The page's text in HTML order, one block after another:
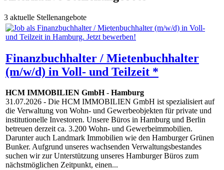
3 aktuelle Stellenangebote
Finanzbuchhalter / Mietenbuchhalter
(m/w/d) in Voll- und Teilzeit *
HCM IMMOBILIEN GmbH- Hamburg
31.07.2026 - Die HCM IMMOBILIEN GmbH ist spezialisiert auf
die Verwaltung von Wohn- und Gewerbeobjekten für private und
institutionelle Investoren. Unsere Büros in Hamburg und Berlin
betreuen derzeit ca. 3.200 Wohn- und Gewerbeimmobilien.
Darunter auch Landmark Immobilien wie den Hamburger Grünen
Bunker. Aufgrund unseres wachsenden Verwaltungsbestandes
suchen wir zur Unterstützung unseres Hamburger Büros zum
nächstmöglichen Zeitpunkt, einen...